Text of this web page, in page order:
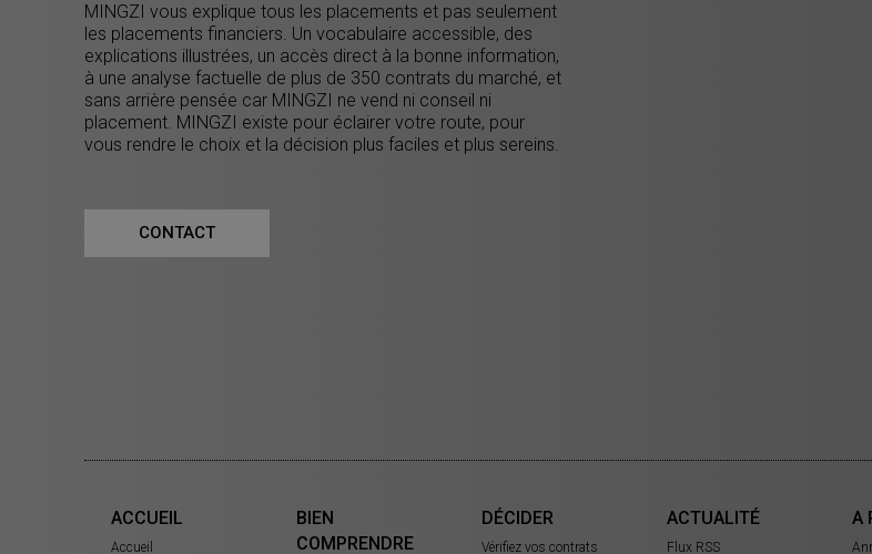
MINGZI vous explique tous les placements et pas seulement
les placements financiers. Un vocabulaire accessible, des
explications illustrées, un accès direct à la bonne information,
à une analyse factuelle de plus de 350 contrats du marché, et
sans arrière pensée car MINGZI ne vend ni conseil ni
placement. MINGZI existe pour éclairer votre route, pour
vous rendre le choix et la décision plus faciles et plus sereins.
CONTACT
ACCUEIL
Accueil
BIEN
COMPRENDRE
DÉCIDER
Vérifiez vos contrats
ACTUALITÉ
Flux RSS
A